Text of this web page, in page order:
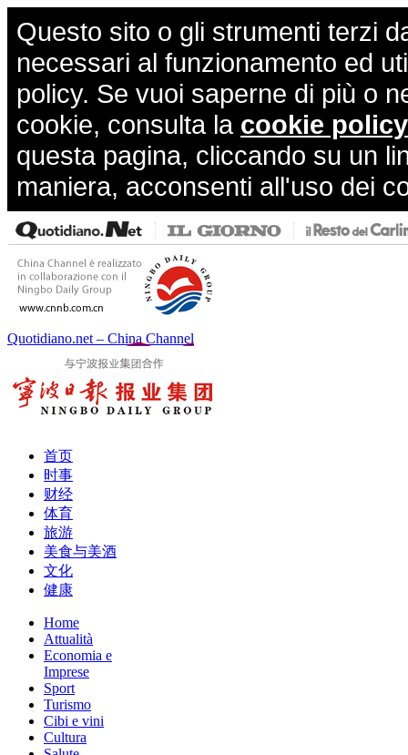
Questo sito o gli strumenti terzi
necessari al funzionamento ed
policy. Se vuoi saperne di più o
cookie, consulta la cookie policy
questa pagina, cliccando su un
maniera, acconsenti all'uso dei
Quotidiano.net – China Channel
首页
时事
财经
体育
旅游
美食与美酒
文化
健康
Home
Attualità
Economia e
Imprese
Sport
Turismo
Cibi e vini
Cultura